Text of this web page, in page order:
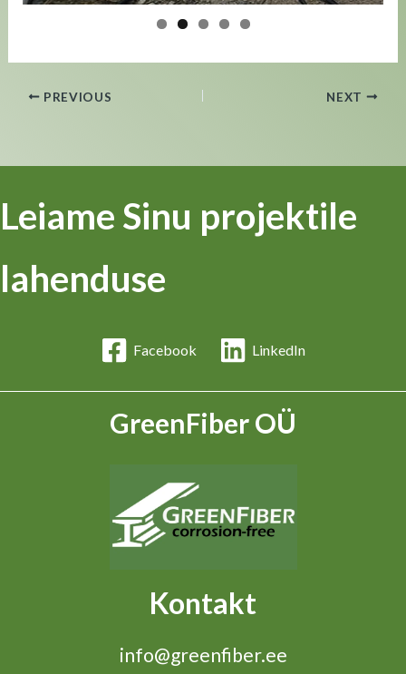
PREVIOUS NEXT
Leiame Sinu projektile
lahenduse
Facebook LinkedIn
GreenFiber OÜ
Kontakt
info@greenfiber.ee